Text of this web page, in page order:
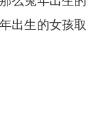
出生的女孩取